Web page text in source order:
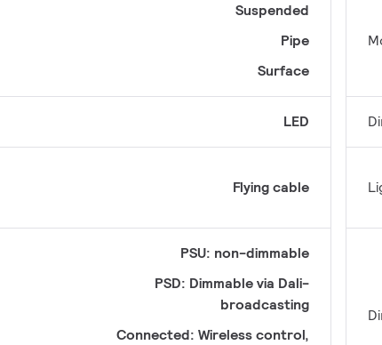
Suspended
Pipe
Surface
LED
Flying cable
PSU: non-dimmable
PSD: Dimmable via Dali-
broadcasting
Connected: Wireless control,